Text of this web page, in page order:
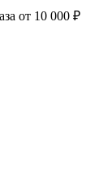
от 10 000 ₽